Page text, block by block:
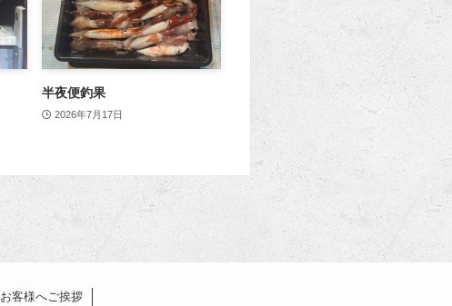
半夜便釣果
2026年7月17日
お客様へご挨拶